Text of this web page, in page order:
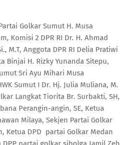
Golkar Sumut H. Musa
Komisi 2 DPR RI Dr. H. Ahmad
M.T, Anggota DPR RI Delia Pratiwi
Binjai H. Rizky Yunanda Sitepu,
Sri Ayu Mihari Musa
Sumut I Dr. Hj. Julia Muliana, M.
Langkat Tiorita Br. Surbakti, SH,
Perangin-angin, SE, Ketua
Milaya, Sekjen Partai Golkar
Ketua DPD partai Golkar Medan